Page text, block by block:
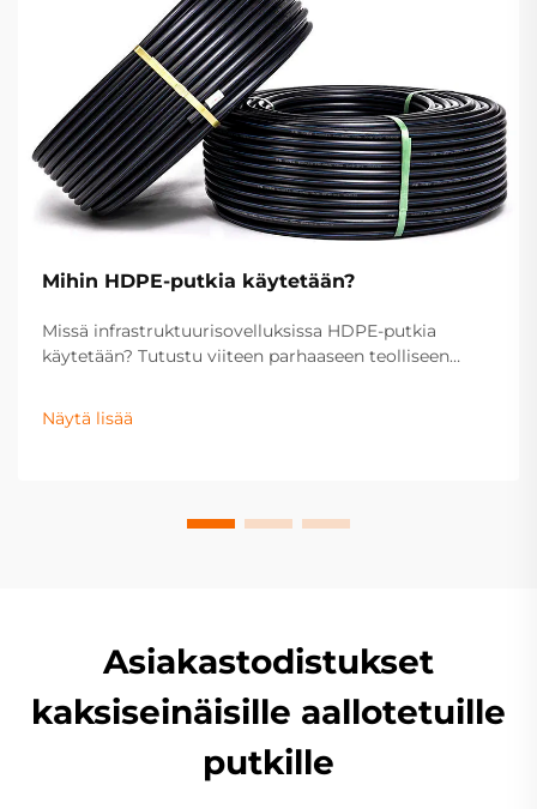
Mihin HDPE-putkia käytetään?
Missä infrastruktuurisovelluksissa HDPE-putkia
käytetään? Tutustu viiteen parhaaseen teolliseen
jätevesiin, salaojitykseen ja maatalouteen. Optimoi
projektisi tekniset vaatimukset jo nyt.
Näytä lisää
Asiakastodistukset
kaksiseinäisille aallotetuille
putkille